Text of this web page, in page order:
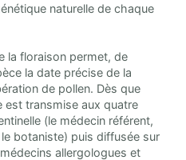
naturelle de chaque
la floraison permet, de
la date précise de la
de pollen. Dès que
est transmise aux quatre
(le médecin référent,
le botaniste) puis diffusée sur
allergologues et